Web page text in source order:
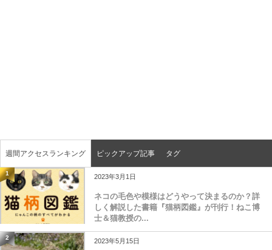
週間アクセスランキング ピックアップ記事 タグ
1 2023年3月1日
ネコの毛色や模様はどうやって決まるのか？詳
しく解説した書籍『猫柄図鑑』が刊行！ねこ博
士＆猫教授の...
2 2023年5月15日